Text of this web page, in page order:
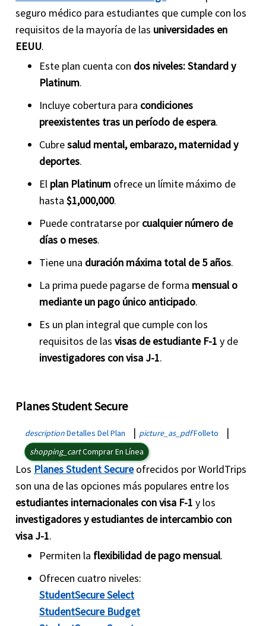
seguro médico para estudiantes que cumple con los
requisitos de la mayoría de las universidades en
EEUU.
Este plan cuenta con dos niveles: Standard y
Platinum.
Incluye cobertura para condiciones
preexistentes tras un período de espera.
Cubresalud mental, embarazo, maternidad y
deportes.
El plan Platinum ofrece un límite máximo de
hasta$1,000,000.
Puede contratarse por cualquier número de
días o meses.
Tiene una duración máxima total de 5 años.
La prima puede pagarse de forma mensual o
mediante un pago único anticipado.
Es un plan integral que cumple con los
requisitos de lasvisas de estudiante F-1 y de
investigadores con visa J-1.
Planes Student Secure
descriptionDetalles Del Plan | picture_as_pdfFolleto |
shopping_cartComprar En Línea
Los Planes Student Secure ofrecidos por WorldTrips
son una de las opciones más populares entre los
estudiantes internacionales con visa F-1 y los
investigadores y estudiantes de intercambio con
visa J-1.
Permiten la flexibilidad de pago mensual.
Ofrecen cuatro niveles:
StudentSecure Select
StudentSecure Budget